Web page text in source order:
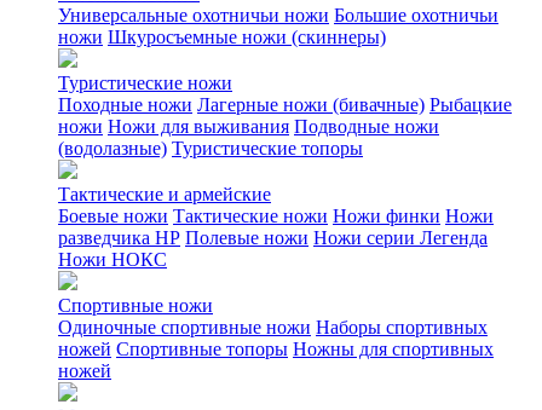
Универсальные охотничьи ножи Большие охотничьи
ножи Шкуросъемные ножи (скиннеры)
Туристические ножи
Походные ножи Лагерные ножи (бивачные) Рыбацкие
ножи Ножи для выживания Подводные ножи
(водолазные) Туристические топоры
Тактические и армейские
Боевые ножи Тактические ножи Ножи финки Ножи
разведчика НР Полевые ножи Ножи серии Легенда
Ножи НОКС
Спортивные ножи
Одиночные спортивные ножи Наборы спортивных
ножей Спортивные топоры Ножны для спортивных
ножей